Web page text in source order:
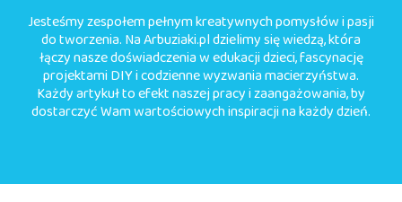
Jesteśmy zespołem pełnym kreatywnych pomysłów i pasji
do tworzenia. Na Arbuziaki.pl dzielimy się wiedzą, która
łączy nasze doświadczenia w edukacji dzieci, fascynację
projektami DIY i codzienne wyzwania macierzyństwa.
Każdy artykuł to efekt naszej pracy i zaangażowania, by
dostarczyć Wam wartościowych inspiracji na każdy dzień.